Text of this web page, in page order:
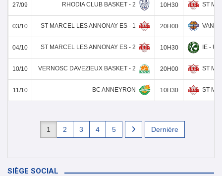
27/09 RHODIA CLUB BASKET - 2 10H30 ST
03/10 ST MARCEL LES ANNONAY ES - 1 20H00
04/10 ST MARCEL LES ANNONAY ES - 2 10H30 IE -
10/10 VERNOSC DAVEZIEUX BASKET - 2 20H00 ST
11/10 BC ANNEYRON 10H30 ST
1 2 3 4 5 Dernière
SIÈGE SOCIAL